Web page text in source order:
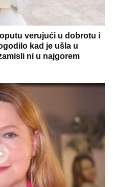
verujući u dobrotu i
kad je ušla u
ni u najgorem